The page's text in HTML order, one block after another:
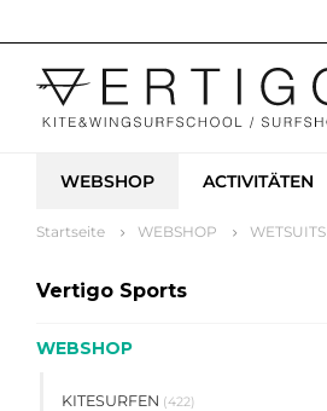
WEBSHOP ACTIVITÄTEN
Startseite WEBSHOP WETSUITS
Vertigo Sports
WEBSHOP
KITESURFEN (422)